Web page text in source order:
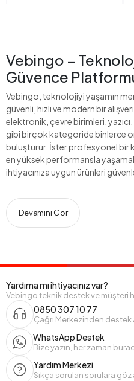
Vebingo –
Güvence
Vebingo, teknolojiyi yaşamın
güvenli, hızlı ve modern bir
elektronik, çevre birimleri,
gibi birçok kategoride binlerce
buluşturur. İster profesyonel bir
en yüksek performansla
ihtiyacınıza uygun ürünleri
Devamını Gör
Yardıma mı ihtiyacınız var?
Vebingo teknik destek ve müşteri
0850 307 10 77
Çağrı Merkezinden destek
WhatsApp Destek
Bize yazın, her zaman
Yardım Merkezi
Sıkça sorulan sorulara göz